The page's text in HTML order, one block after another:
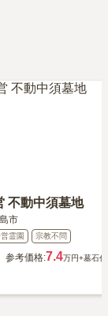
不動中須墓地
市
霊園 宗教不問
参考価格:7.4万円+墓石代